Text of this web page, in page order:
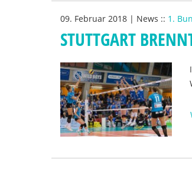
09. Februar 2018 | News :: 1.
STUTTGART